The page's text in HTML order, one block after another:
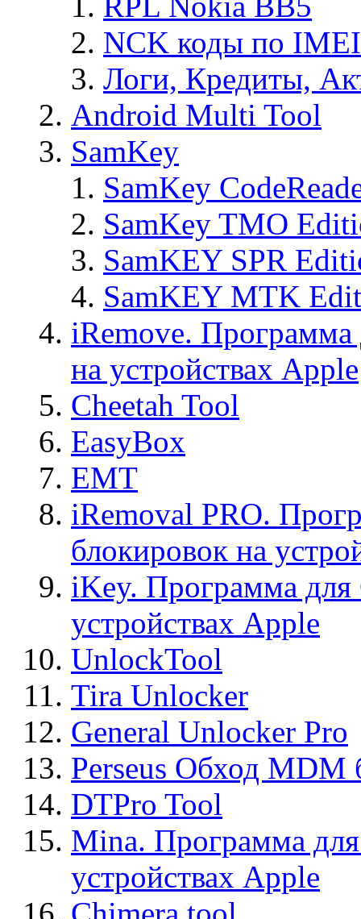
NCK коды по IMEI
Логи, Кредиты,
Android Multi Tool
SamKey
SamKey
SamKey TMO
SamKEY SPR
SamKEY MTK
iRemove. Программа
на устройствах Apple
Cheetah Tool
EasyBox
EMT
iRemoval PRO.
блокировок на
iKey. Программа для
устройствах Apple
UnlockTool
Tira Unlocker
General Unlocker Pro
Perseus Обход MDM
DTPro Tool
Mina. Программа
устройствах Apple